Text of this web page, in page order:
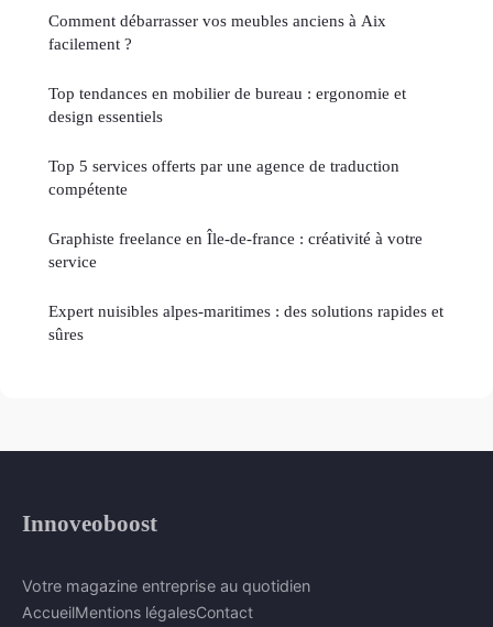
Comment débarrasser vos meubles anciens à Aix
facilement ?
Top tendances en mobilier de bureau : ergonomie et
design essentiels
Top 5 services offerts par une agence de traduction
compétente
Graphiste freelance en Île-de-france : créativité à votre
service
Expert nuisibles alpes-maritimes : des solutions rapides et
sûres
Innoveoboost
Votre magazine entreprise au quotidien
AccueilMentions légalesContact